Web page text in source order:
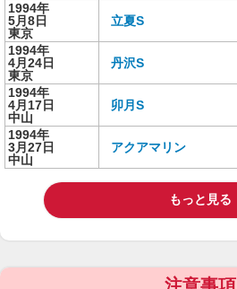
1994年
5月8日
東京
立夏S
1994年
4月24日
東京
丹沢S
1994年
4月17日
中山
卯月S
1994年
3月27日
中山
アクアマリン
もっと見る